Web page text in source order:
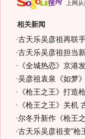
上网
相关新闻
·古天乐吴彦祖再联
·古天乐吴彦祖担当
· 《全城热恋》京港
·吴彦祖袁泉《如梦
· 《枪王之王》打造
· 《枪王之王》关机
·尔冬升新作《枪王
·古天乐吴彦祖变"枪